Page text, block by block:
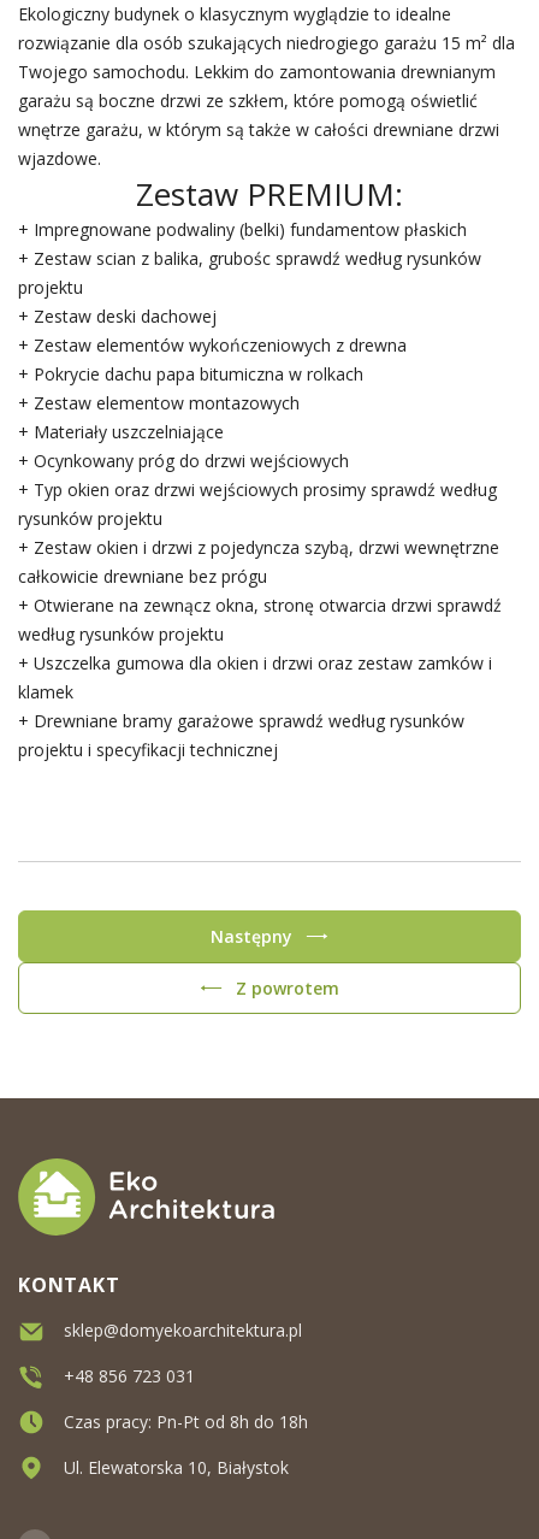
Ekologiczny budynek o klasycznym wyglądzie to idealne
rozwiązanie dla osób szukających niedrogiego garażu 15 m² dla
Twojego samochodu. Lekkim do zamontowania drewnianym
garażu są boczne drzwi ze szkłem, które pomogą oświetlić
wnętrze garażu, w którym są także w całości drewniane drzwi
wjazdowe.
Zestaw PREMIUM:
+ Impregnowane podwaliny (belki) fundamentow płaskich
+ Zestaw scian z balika, grubośc sprawdź według rysunków
projektu
+ Zestaw deski dachowej
+ Zestaw elementów wykończeniowych z drewna
+ Pokrycie dachu papa bitumiczna w rolkach
+ Zestaw elementow montazowych
+ Materiały uszczelniające
+ Ocynkowany próg do drzwi wejściowych
+ Typ okien oraz drzwi wejściowych prosimy sprawdź według
rysunków projektu
+ Zestaw okien i drzwi z pojedyncza szybą, drzwi wewnętrzne
całkowicie drewniane bez prógu
+ Otwierane na zewnącz okna, stronę otwarcia drzwi sprawdź
według rysunków projektu
+ Uszczelka gumowa dla okien i drzwi oraz zestaw zamków i
klamek
+ Drewniane bramy garażowe sprawdź według rysunków
projektu i specyfikacji technicznej
Z powrotem
Następny
KONTAKT
sklep@domyekoarchitektura.pl
+48 856 723 031
Czas pracy: Pn-Pt od 8h do 18h
Ul. Elewatorska 10, Białystok